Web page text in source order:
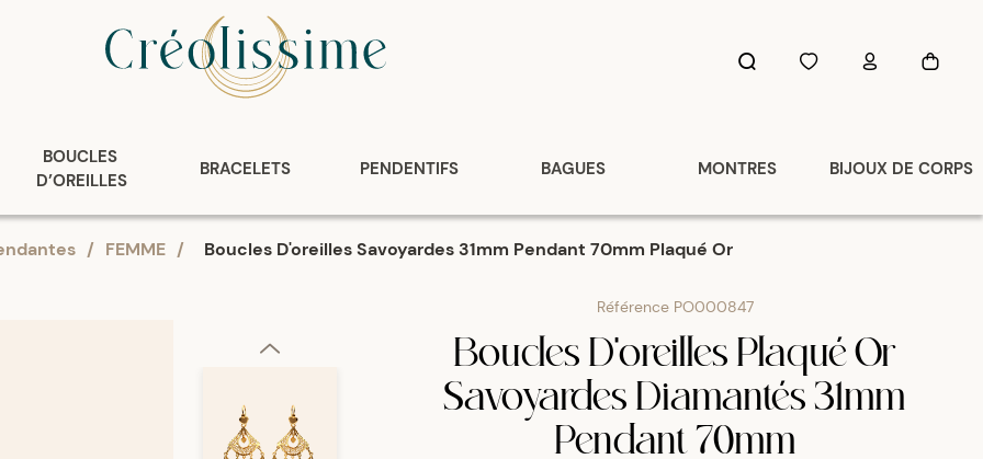
BOUCLES
D’OREILLES
BRACELETS PENDENTIFS BAGUES MONTRES BIJOUX DE CORPS
/ FEMME / Boucles D'oreilles Savoyardes 31mm Pendant 70mm Plaqué Or
Référence PO000847
Boucles D'oreilles Plaqué Or
Savoyardes Diamantés 31mm
Pendant 70mm